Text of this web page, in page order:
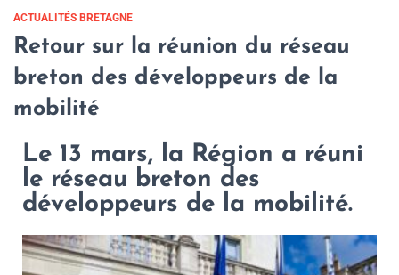
ACTUALITÉS BRETAGNE
Retour sur la réunion du réseau
breton des développeurs de la
mobilité
Le 13 mars, la Région a réuni
le réseau breton des
développeurs de la mobilité.